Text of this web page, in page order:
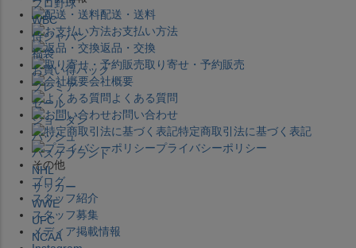
配送・送料
お支払い方法
返品・交換
取り寄せ・予約販売
会社概要
よくある質問
お問い合わせ
特定商取引法に基づく表記
プライバシーポリシー
その他
ブログ
スタッフ紹介
スタッフ募集
メディア掲載情報
プロ野球
WBC
侍ジャパン
福袋
お買い得パック
プレミア
セール
ジョーダン
バッシュ
バスケブランド
NHL
サッカー
WWE
UFC
NCAA